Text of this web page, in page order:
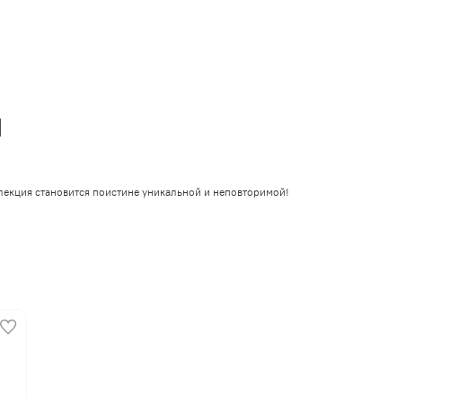
становится поистине уникальной и неповторимой!